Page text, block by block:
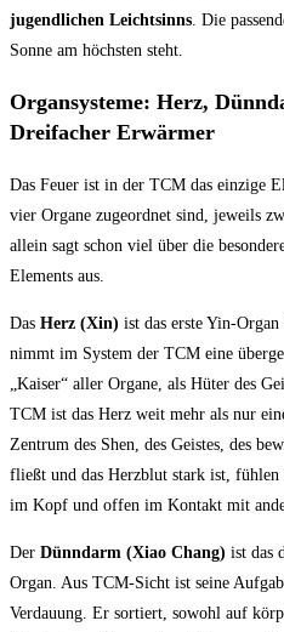
jugendlichen Leichtsinns . Die
Sonne am höchsten steht.
Organsysteme: Herz,
Dreifacher Erwärmer
Das Feuer ist in der TCM das einzige
vier Organe zugeordnet sind, jeweils
allein sagt schon viel über die
Elements aus.
Das Herz (Xin) ist das erste Yin-
nimmt im System der TCM eine
„Kaiser“ aller Organe, als Hüter des
TCM ist das Herz weit mehr als nur
Zentrum des Shen, des Geistes, des
fließt und das Herzblut stark ist,
im Kopf und offen im Kontakt mit
Der Dünndarm (Xiao Chang) ist das
Organ. Aus TCM-Sicht ist seine
Verdauung. Er sortiert, sowohl auf